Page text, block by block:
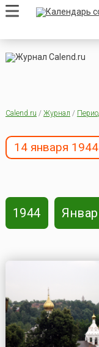
Calend.ru / Журнал /
14 января
1944